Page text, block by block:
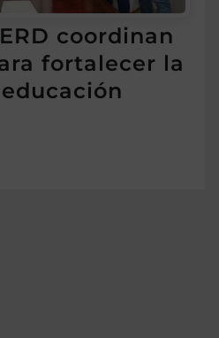
coordinan
fortalecer la